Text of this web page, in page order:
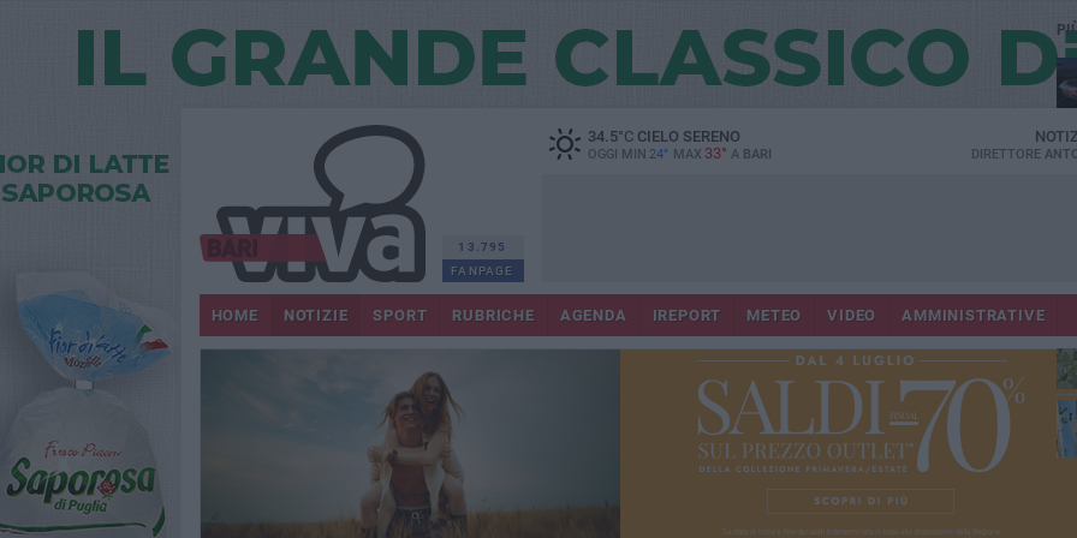
13.795
FANPAGE
34.5°CCIELO SERENO
OGGI MIN 24° MAX 33° A BARI DIRETTORE
HOME NOTIZIE SPORT RUBRICHE AGENDA IREPORT METEO VIDEO AMMINISTRATIVE